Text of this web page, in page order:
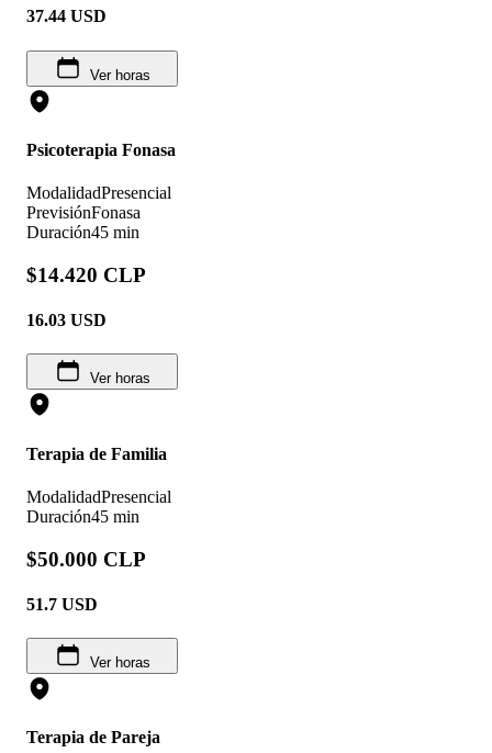
37.44 USD
Ver horas
Psicoterapia Fonasa
ModalidadPresencial
PrevisiónFonasa
Duración45 min
$14.420 CLP
16.03 USD
Ver horas
Terapia de Familia
ModalidadPresencial
Duración45 min
$50.000 CLP
51.7 USD
Ver horas
Terapia de Pareja